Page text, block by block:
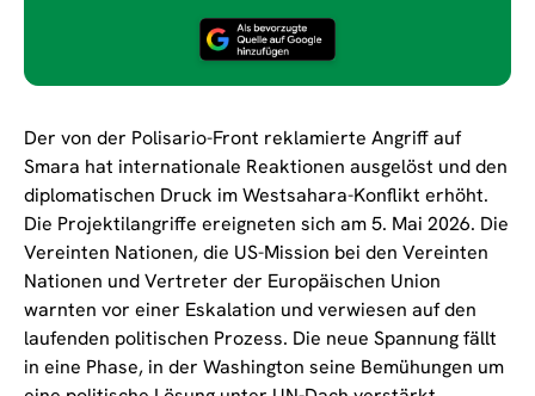
Der von der Polisario-Front reklamierte Angriff auf
Smara hat internationale Reaktionen ausgelöst und den
diplomatischen Druck im Westsahara-Konflikt erhöht.
Die Projektilangriffe ereigneten sich am 5. Mai 2026. Die
Vereinten Nationen, die US-Mission bei den Vereinten
Nationen und Vertreter der Europäischen Union
warnten vor einer Eskalation und verwiesen auf den
laufenden politischen Prozess. Die neue Spannung fällt
in eine Phase, in der Washington seine Bemühungen um